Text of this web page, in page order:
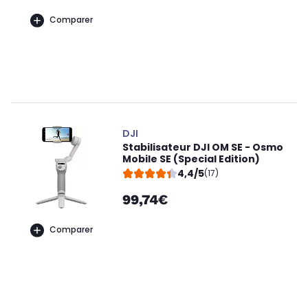
Comparer
Comparer
DJI
Stabilisateur DJI OM SE - Osmo
Mobile SE (Special Edition)
4,4/5(17)
99,74€